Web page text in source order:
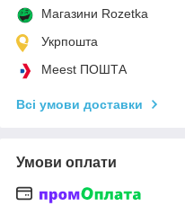
Магазини Rozetka
Укрпошта
Meest ПОШТА
Всі умови доставки
Умови оплати